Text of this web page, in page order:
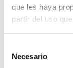
que les haya
partir del uso
Necesario